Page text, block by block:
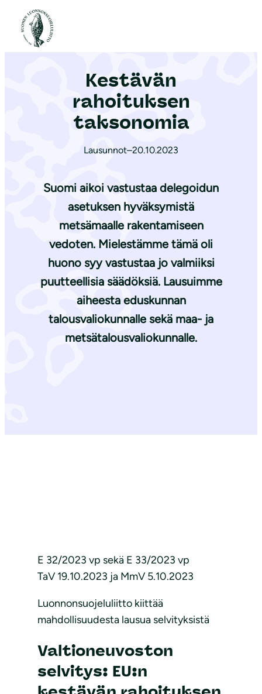
Etusivu
Kestävän
rahoituksen
taksonomia
Lausunnot–20.10.2023
Suomi aikoi vastustaa delegoidun
asetuksen hyväksymistä
metsämaalle rakentamiseen
vedoten. Mielestämme tämä oli
huono syy vastustaa jo valmiiksi
puutteellisia säädöksiä. Lausuimme
aiheesta eduskunnan
talousvaliokunnalle sekä maa- ja
metsätalousvaliokunnalle.
E 32/2023 vp sekä E 33/2023 vp
TaV 19.10.2023 ja MmV 5.10.2023
Luonnonsuojeluliitto kiittää
mahdollisuudesta lausua selvityksistä
Valtioneuvoston
selvitys: EU:n